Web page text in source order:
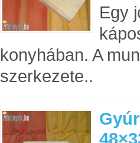
Egy
konyhában. A
szerkezete..